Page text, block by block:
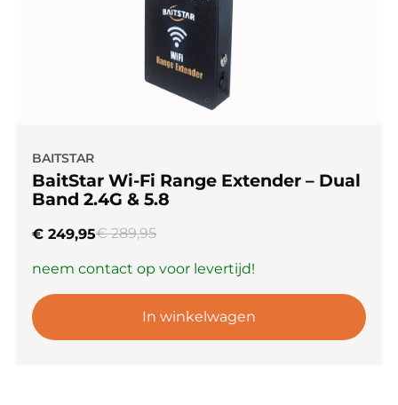
BAITSTAR
BaitStar Wi-Fi Range Extender – Dual
Band 2.4G & 5.8
€ 249,95€289,95
neem contact op voor levertijd!
In winkelwagen